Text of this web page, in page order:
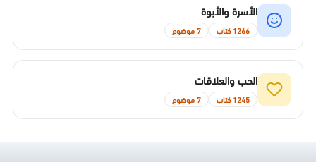
الأسرة والأبوة
1266 كتاب 7 موضوع
الحب والعلاقات
1245 كتاب 7 موضوع